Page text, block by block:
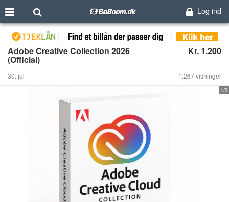
Log ind
Adobe Creative Collection 2026
(Official)
Kr. 1.200
30. jul 1.267 visninger
1/2